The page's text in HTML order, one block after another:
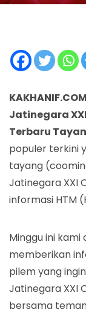
KAKHANIF.COM
Jatinegara
Terbaru
populer terkini
tayang
Jatinegara XXI
informasi HTM
Minggu ini kami
memberikan
pilem yang
Jatinegara XXI
bersama